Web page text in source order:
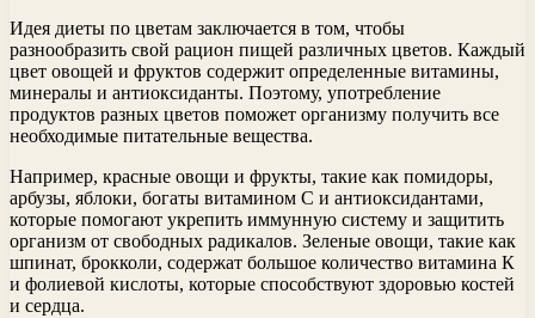
Идея диеты по цветам заключается в том, чтобы
разнообразить свой рацион пищей различных цветов. Каждый
цвет овощей и фруктов содержит определенные витамины,
минералы и антиоксиданты. Поэтому, употребление
продуктов разных цветов поможет организму получить все
необходимые питательные вещества.
Например, красные овощи и фрукты, такие как помидоры,
арбузы, яблоки, богаты витамином С и антиоксидантами,
которые помогают укрепить иммунную систему и защитить
организм от свободных радикалов. Зеленые овощи, такие как
шпинат, брокколи, содержат большое количество витамина К
и фолиевой кислоты, которые способствуют здоровью костей
и сердца.